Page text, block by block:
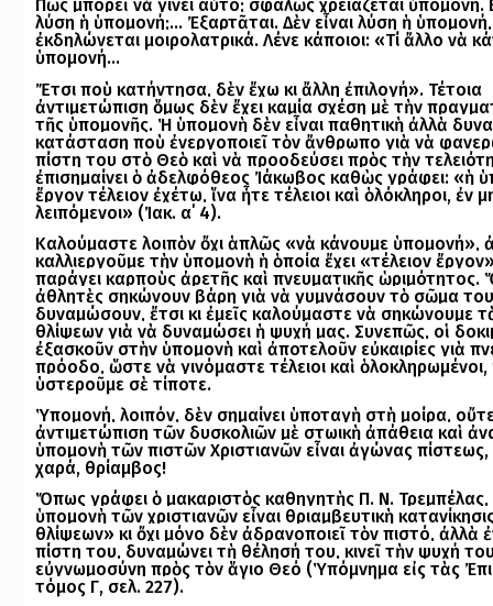
Πῶς μπορεῖ νὰ γίνει αὐτό; Ἀσφαλῶς χρειάζεται ὑπομονή.
λύση ἡ ὑπομονή;… Ἐξαρτᾶται. Δὲν εἶναι λύση ἡ
ἐκδηλώνεται μοιρολατρικά. Λένε κάποιοι: «Τί ἄλλο νὰ
ὑπομονή…
Ἔτσι ποὺ κατήντησα, δὲν ἔχω κι ἄλλη ἐπιλογή». Τέτοια
ἀντιμετώπιση ὅμως δὲν ἔχει καμία σχέση μὲ τὴν
τῆς ὑπομονῆς. Ἡ ὑπομονὴ δὲν εἶναι παθητικὴ ἀλλὰ
κατάσταση ποὺ ἐνεργοποιεῖ τὸν ἄνθρωπο γιὰ νὰ
πίστη του στὸ Θεὸ καὶ νὰ προοδεύσει πρὸς τὴν
ἐπισημαίνει ὁ ἀδελφόθεος Ἰάκωβος καθὼς γράφει: «ἡ
ἔργον τέλειον ἐχέτω, ἵνα ἦτε τέλειοι καὶ ὁλόκληροι, ἐν
λειπόμενοι» (Ἰακ. α΄ 4).
Καλούμαστε λοιπὸν ὄχι ἁπλῶς «νὰ κάνουμε ὑπομονή»,
καλλιεργοῦμε τὴν ὑπομονὴ ἡ ὁποία ἔχει «τέλειον
παράγει καρποὺς ἀρετῆς καὶ πνευματικῆς
ἀθλητὲς σηκώνουν βάρη γιὰ νὰ γυμνάσουν τὸ σῶμα
δυναμώσουν, ἔτσι κι ἐμεῖς καλούμαστε νὰ σηκώνουμε
θλίψεων γιὰ νὰ δυναμώσει ἡ ψυχή μας. Συνεπῶς, οἱ
ἐξασκοῦν στὴν ὑπομονὴ καὶ ἀποτελοῦν εὐκαιρίες γιὰ
πρόοδο, ὥστε νὰ γινόμαστε τέλειοι καὶ ὁλοκληρωμένοι,
ὑστεροῦμε σὲ τίποτε.
Ὑπομονή, λοιπόν, δὲν σημαίνει ὑποταγὴ στὴ μοίρα,
ἀντιμετώπιση τῶν δυσκολιῶν μὲ στωικὴ ἀπάθεια καὶ
ὑπομονὴ τῶν πιστῶν Χριστιανῶν εἶναι ἀγώνας πίστεως,
χαρά, θρίαμβος!
Ὅπως γράφει ὁ μακαριστὸς καθηγητὴς Π. Ν.
ὑπομονὴ τῶν χριστιανῶν εἶναι θριαμβευτικὴ
θλίψεων» κι ὄχι μόνο δὲν ἀδρανοποιεῖ τὸν πιστό, ἀλλὰ
πίστη του, δυναμώνει τὴ θέλησή του, κινεῖ τὴν ψυχή
εὐγνωμοσύνη πρὸς τὸν ἅγιο Θεό (Ὑπόμνημα εἰς τὰς
τόμος Γ΄, σελ. 227).